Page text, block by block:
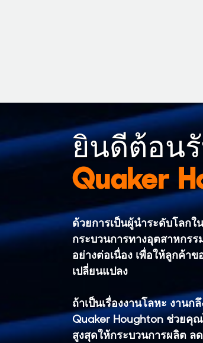
ยินดีต้อน
Quaker
ด้วยการเป็นผู้นำระดับโลก
กระบวนการทางอุตสาหกร
อย่างต่อเนื่อง เพื่อให้ลูกค้า
เปลี่ยนแปลง
ถ้าเป็นเรื่องงานโลหะ งาน
Quaker Houghton ช่วยคุ
สูงสุดให้กระบวนการผลิต ล